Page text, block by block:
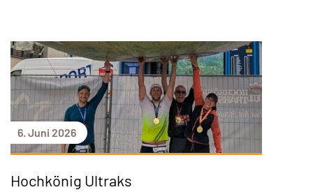
6. Juni 2026
Hochkönig Ultraks